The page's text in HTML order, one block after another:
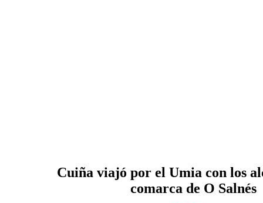
Cuiña viajó por el Umia con los
comarca de O Salnés